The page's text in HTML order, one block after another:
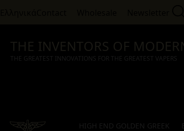
THE INVENTORS OF
THE GREATEST INNOVATIONS FOR THE GREATEST VAPERS
HIGH END GOLDEN GREEK